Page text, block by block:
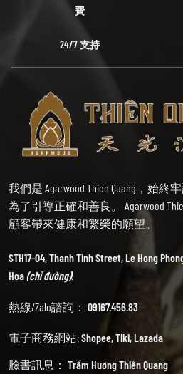
費
24/7 支持
我們是 Agarwood Thien Quang，始
為了引導正確和善良。 Agarwood
顧客帶來健康和繁榮的願望。
STH17-04, Thanh Tinh Street, Le Hong
Hoa(chỉ đường).
熱線/Zalo諮詢： 09167.456.83
電子商務網站:Shopee,Tiki,Lazada
臉書訊息： Trầm Hương Thiên Quang